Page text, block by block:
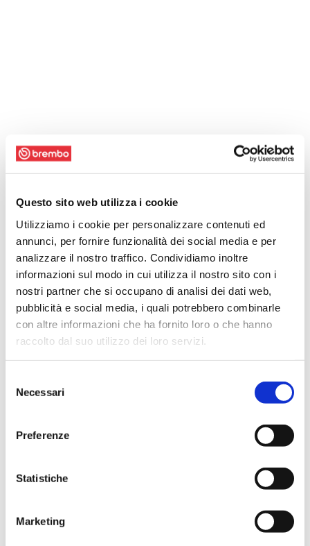
Questo sito web utilizza i cookie
Utilizziamo i cookie per personalizzare contenuti ed
annunci, per fornire funzionalità dei social media e per
analizzare il nostro traffico. Condividiamo inoltre
informazioni sul modo in cui utilizza il nostro sito con i
nostri partner che si occupano di analisi dei dati web,
pubblicità e social media, i quali potrebbero combinarle
con altre informazioni che ha fornito loro o che hanno
raccolto dal suo utilizzo dei loro servizi.
delNecessari
Preferenze
Statistiche
Marketing